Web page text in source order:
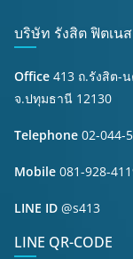
บริษัท รังสิต ฟิตเน
Office 413 ถ.รังสิต-
จ.ปทุมธานี 12130
Telephone 02-044-
Mobile 081-928-
LINE ID @s413
LINE QR-CODE